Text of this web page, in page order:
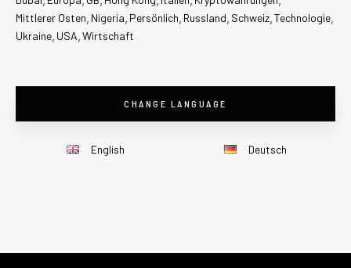
Mittlerer Osten Nigeria Persönlich Russland Schweiz Technologie
Ukraine USA Wirtschaft
CHANGE LANGUAGE
English Deutsch